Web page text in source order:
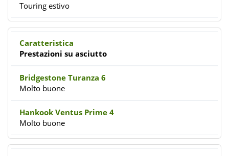
Touring estivo
Prestazioni su asciutto
Molto buone
Molto buone